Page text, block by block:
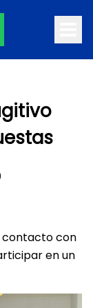
contacto con
en un